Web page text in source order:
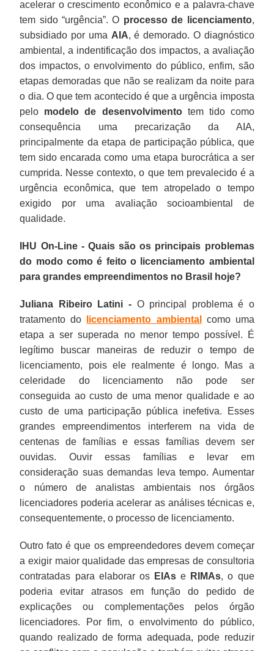
acelerar o crescimento econômico e a palavra-chave
tem sido “urgência”. O processo de licenciamento,
subsidiado por uma AIA, é demorado. O diagnóstico
ambiental, a indentificação dos impactos, a avaliação
dos impactos, o envolvimento do público, enfim, são
etapas demoradas que não se realizam da noite para
o dia. O que tem acontecido é que a urgência imposta
pelo modelo de desenvolvimentotem tido como
consequência uma precarização da AIA,
principalmente da etapa de participação pública, que
tem sido encarada como uma etapa burocrática a ser
cumprida. Nesse contexto, o que tem prevalecido é a
urgência econômica, que tem atropelado o tempo
exigido por uma avaliação socioambiental de
qualidade.
IHU On-Line - Quais são os principais problemas
do modo como é feito o licenciamento ambiental
para grandes empreendimentos no Brasil hoje?
Juliana Ribeiro Latini -O principal problema é o
tratamento do
licenciamento ambiental
como uma
etapa a ser superada no menor tempo possível. É
legítimo buscar maneiras de reduzir o tempo de
licenciamento, pois ele realmente é longo. Mas a
celeridade do licenciamento não pode ser
conseguida ao custo de uma menor qualidade e ao
custo de uma participação pública inefetiva. Esses
grandes empreendimentos interferem na vida de
centenas de famílias e essas famílias devem ser
ouvidas. Ouvir essas famílias e levar em
consideração suas demandas leva tempo. Aumentar
o número de analistas ambientais nos órgãos
licenciadores poderia acelerar as análises técnicas e,
consequentemente, o processo de licenciamento.
Outro fato é que os empreendedores devem começar
a exigir maior qualidade das empresas de consultoria
contratadas para elaborar os EIAs e RIMAs, o que
poderia evitar atrasos em função do pedido de
explicações ou complementações pelos órgão
licenciadores. Por fim, o envolvimento do público,
quando realizado de forma adequada, pode reduzir